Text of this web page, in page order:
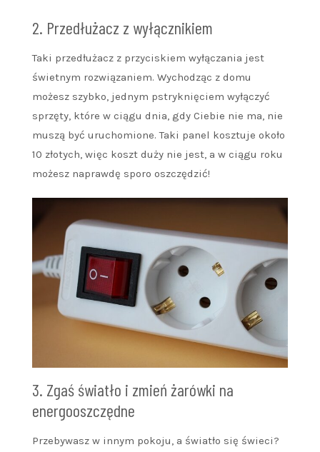
2. Przedłużacz z wyłącznikiem
Taki przedłużacz z przyciskiem wyłączania jest
świetnym rozwiązaniem. Wychodząc z domu
możesz szybko, jednym pstryknięciem wyłączyć
sprzęty, które w ciągu dnia, gdy Ciebie nie ma, nie
muszą być uruchomione. Taki panel kosztuje około
10 złotych, więc koszt duży nie jest, a w ciągu roku
możesz naprawdę sporo oszczędzić!
3. Zgaś światło i zmień żarówki na
energooszczędne
Przebywasz w innym pokoju, a światło się świeci?